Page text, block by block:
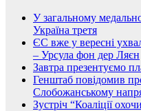
У загальному
Україна третя
ЄС вже у вересні
– Урсула фон дер Ляєн
Завтра презентуємо
Генштаб повідомив
Слобожанському
Зустріч “Коаліції